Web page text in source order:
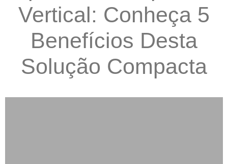
Vertical: Conheça 5
Benefícios Desta
Solução Compacta